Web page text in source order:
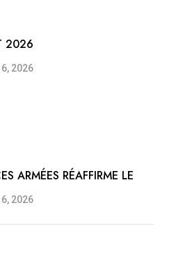
2026
2026
ARMÉES RÉAFFIRME LE
2026